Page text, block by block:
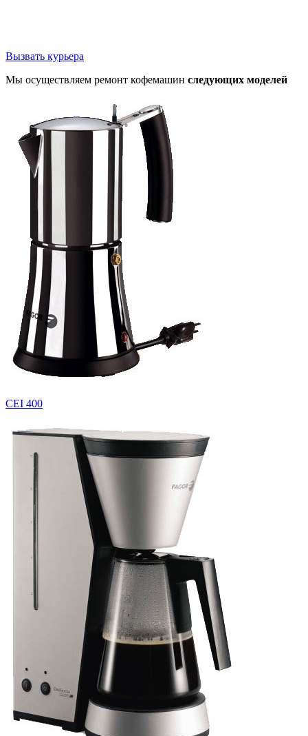
Вызвать курьера
Мы осуществляем ремонт кофемашин следующих моделей
CEI 400